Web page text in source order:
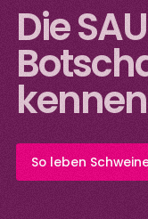
Die
So leben